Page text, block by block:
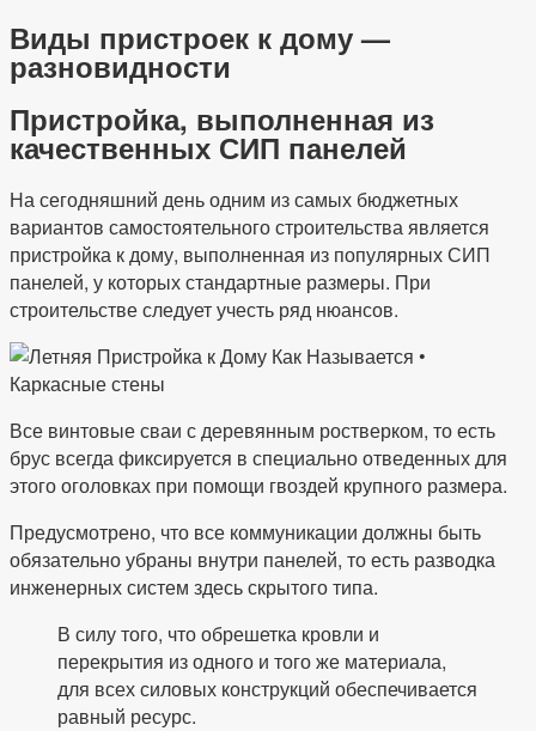
Виды пристроек к дому —
разновидности
Пристройка, выполненная из
качественных СИП панелей
На сегодняшний день одним из самых бюджетных
вариантов самостоятельного строительства является
пристройка к дому, выполненная из популярных СИП
панелей, у которых стандартные размеры. При
строительстве следует учесть ряд нюансов.
Все винтовые сваи с деревянным ростверком, то есть
брус всегда фиксируется в специально отведенных для
этого оголовках при помощи гвоздей крупного размера.
Предусмотрено, что все коммуникации должны быть
обязательно убраны внутри панелей, то есть разводка
инженерных систем здесь скрытого типа.
В силу того, что обрешетка кровли и
перекрытия из одного и того же материала,
для всех силовых конструкций обеспечивается
равный ресурс.